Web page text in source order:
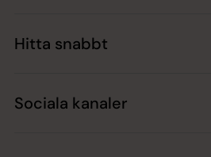
Hitta snabbt
Sociala kanaler